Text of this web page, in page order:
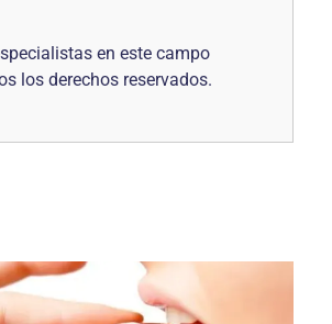
en este campo
los derechos reservados.